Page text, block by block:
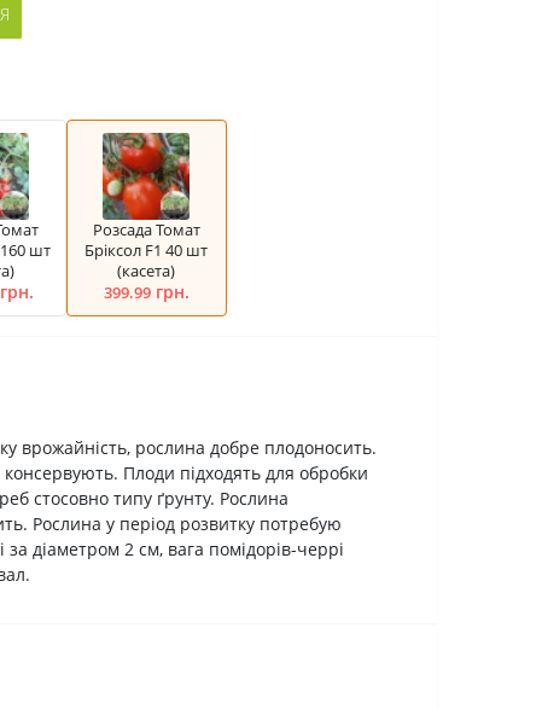
шт
грн.
Розсада Томат
Брiксол F1 40 шт
(касета)
399.99грн.
врожайність, рослина добре плодоносить.
Плоди підходять для обробки
стосовно типу ґрунту. Рослина
Рослина у період розвитку потребую
діаметром 2 см, вага помідорів-черрі